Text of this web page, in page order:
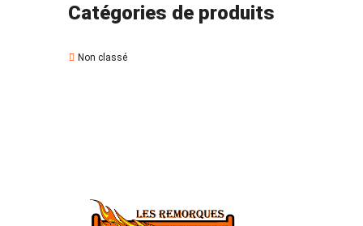
Catégories de produits
Non classé